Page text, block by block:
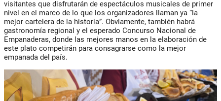
visitantes que disfrutarán de espectáculos musicales de primer
nivel en el marco de lo que los organizadores llaman ya “la
mejor cartelera de la historia”. Obviamente, también habrá
gastronomía regional y el esperado Concurso Nacional de
Empanaderas, donde las mejores manos en la elaboración de
este plato competirán para consagrarse como la mejor
empanada del país.